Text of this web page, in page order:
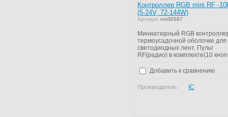
Контроллер RGB mini RF -
(5-24V, 72-144W)
Артикул: nm30587
Миниатюрный RGB
термоусадочной оболочке для
светодиодных лент. Пульт
RF(радио) в комплекте(10
Добавить к сравнению
Производитель IC